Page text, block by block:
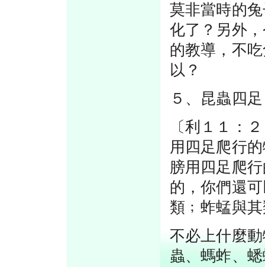
莫非當時的
化了？另外
的教導，不
以？
５、昆蟲四
〔利１１：
用四足爬行
膀用四足爬
的，你們還
類﹔蚱蜢與
不必上什麼
蟲、螞蚱、